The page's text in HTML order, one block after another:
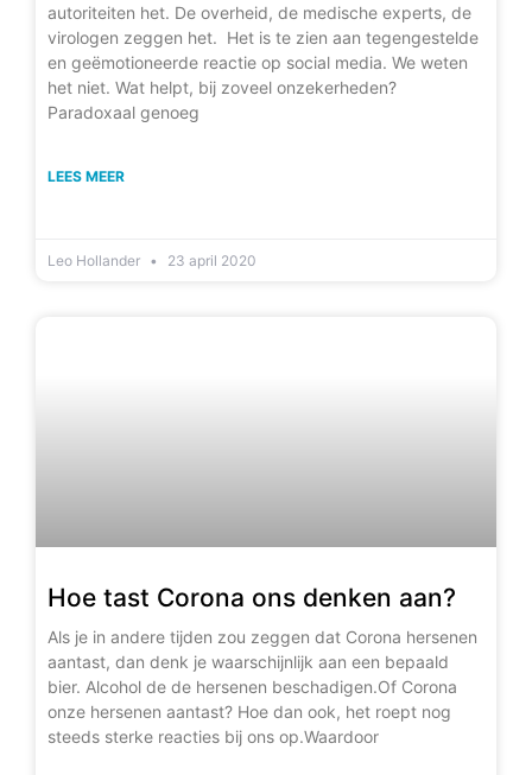
autoriteiten het. De overheid, de medische experts, de
virologen zeggen het. Het is te zien aan tegengestelde
en geëmotioneerde reactie op social media. We weten
het niet. Wat helpt, bij zoveel onzekerheden?
Paradoxaal genoeg
LEES MEER
Leo Hollander 23 april 2020
Hoe tast Corona ons denken aan?
Als je in andere tijden zou zeggen dat Corona hersenen
aantast, dan denk je waarschijnlijk aan een bepaald
bier. Alcohol de de hersenen beschadigen.Of Corona
onze hersenen aantast? Hoe dan ook, het roept nog
steeds sterke reacties bij ons op.Waardoor